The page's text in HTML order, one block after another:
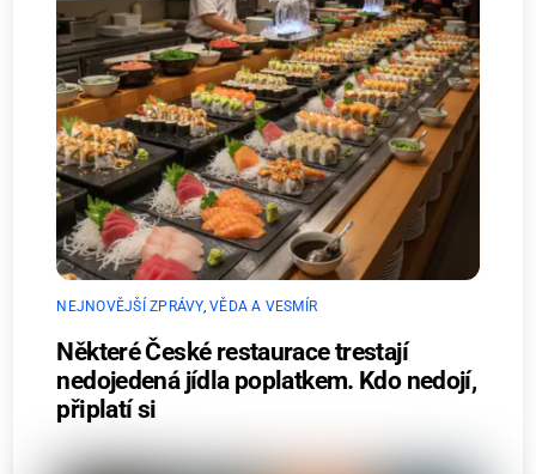
NEJNOVĚJŠÍ ZPRÁVY,VĚDA A VESMÍR
Některé České restaurace trestají
nedojedená jídla poplatkem. Kdo nedojí,
připlatí si